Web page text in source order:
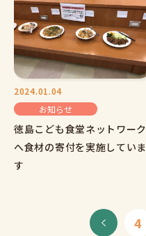
2024.01.04
お知らせ
徳島こども食堂ネットワーク
へ食材の寄付を実施していま
す
4